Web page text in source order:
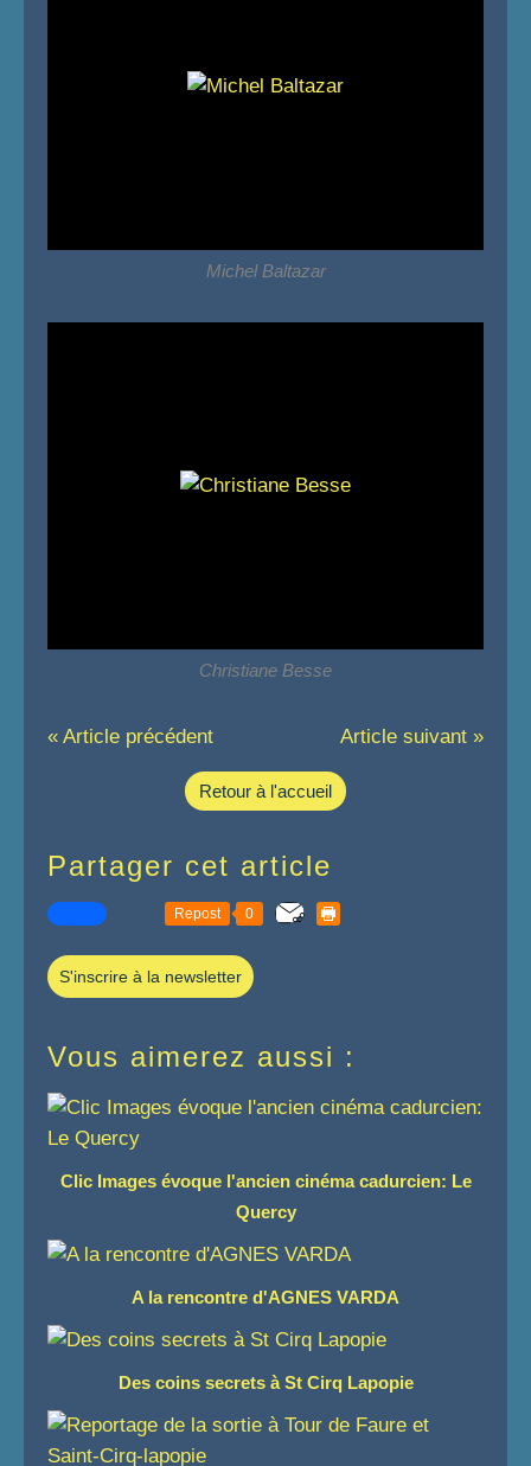
Michel Baltazar
Christiane Besse
« Article précédent Article suivant »
Retour à l'accueil
Partager cet article
Repost 0
S'inscrire à la newsletter
Vous aimerez aussi :
Clic Images évoque l'ancien cinéma cadurcien: Le
Quercy
A la rencontre d'AGNES VARDA
Des coins secrets à St Cirq Lapopie